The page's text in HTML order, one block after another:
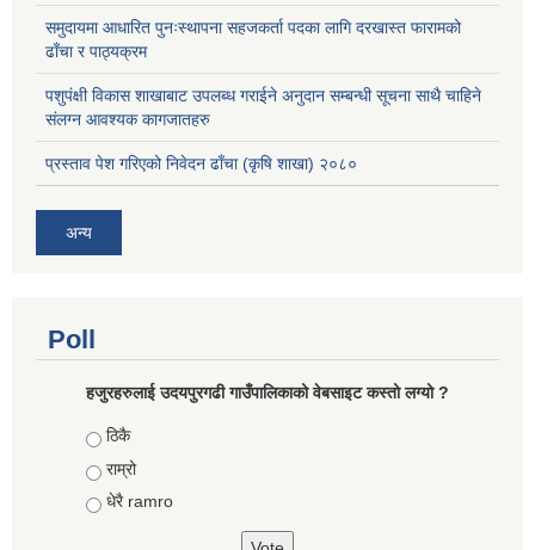
समुदायमा आधारित पुनःस्थापना सहजकर्ता पदका लागि दरखास्त फारामको
ढाँचा र पाठ्यक्रम
पशुपंक्षी विकास शाखाबाट उपलब्ध गराईने अनुदान सम्बन्धी सूचना साथै चाहिने
संलग्न आवश्यक कागजातहरु
प्रस्ताव पेश गरिएको निवेदन ढाँचा (कृषि शाखा) २०८०
अन्य
Poll
हजुरहरुलाई उदयपुरगढी गाउँपालिकाको वेबसाइट कस्तो लग्यो ?
Choices
ठिकै
राम्रो
धेरै ramro